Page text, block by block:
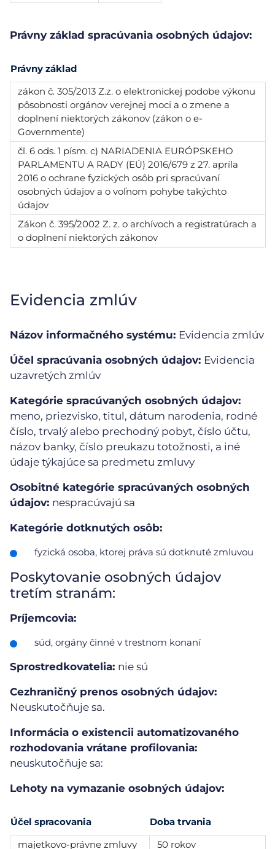
Právny základ spracúvania osobných údajov:
Právny základ
zákon č. 305/2013 Z.z. o elektronickej podobe výkonu
pôsobnosti orgánov verejnej moci a o zmene a
doplnení niektorých zákonov (zákon o e-
Governmente)
čl. 6 ods. 1 písm. c) NARIADENIA EURÓPSKEHO
PARLAMENTU A RADY (EÚ) 2016/679 z 27. apríla
2016 o ochrane fyzických osôb pri spracúvaní
osobných údajov a o voľnom pohybe takýchto
údajov
Zákon č. 395/2002 Z. z. o archívoch a registratúrach a
o doplnení niektorých zákonov
Evidencia zmlúv
Názov informačného systému: Evidencia zmlúv
Účel spracúvania osobných údajov: Evidencia
uzavretých zmlúv
Kategórie spracúvaných osobných údajov:
meno, priezvisko, titul, dátum narodenia, rodné
číslo, trvalý alebo prechodný pobyt, číslo účtu,
názov banky, číslo preukazu totožnosti, a iné
údaje týkajúce sa predmetu zmluvy
Osobitné kategórie spracúvaných osobných
údajov: nespracúvajú sa
Kategórie dotknutých osôb:
fyzická osoba, ktorej práva sú dotknuté zmluvou
Poskytovanie osobných údajov
tretím stranám:
Príjemcovia:
súd, orgány činné v trestnom konaní
Sprostredkovatelia: nie sú
Cezhraničný prenos osobných údajov:
Neuskutočňuje sa.
Informácia o existencii automatizovaného
rozhodovania vrátane profilovania:
neuskutočňuje sa:
Lehoty na vymazanie osobných údajov:
Účel spracovania
Doba trvania
majetkovo-právne zmluvy
50 rokov